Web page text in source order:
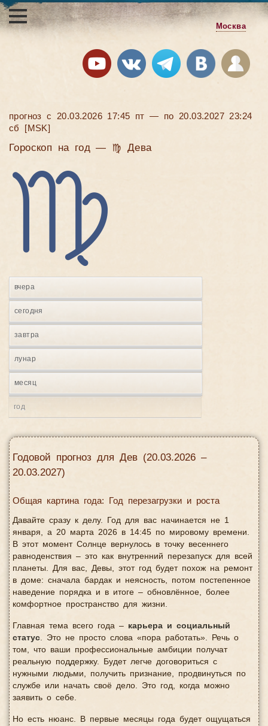
Москва
прогноз с 20.03.2026 17:45 пт — по 20.03.2027 23:24
сб [MSK]
Гороскоп на год — ♍ Дева
вчера
сегодня
завтра
лунар
месяц
год
Годовой прогноз для Дев (20.03.2026 –
20.03.2027)
Общая картина года: Год перезагрузки и роста
Давайте сразу к делу. Год для вас начинается не 1
января, а 20 марта 2026 в 14:45 по мировому времени.
В этот момент Солнце вернулось в точку весеннего
равноденствия – это как внутренний перезапуск для всей
планеты. Для вас, Девы, этот год будет похож на ремонт
в доме: сначала бардак и неясность, потом постепенное
наведение порядка и в итоге – обновлённое, более
комфортное пространство для жизни.
Главная тема всего года – карьера и социальный
статус. Это не просто слова «пора работать». Речь о
том, что ваши профессиональные амбиции получат
реальную поддержку. Будет легче договориться с
нужными людьми, получить признание, продвинуться по
службе или начать своё дело. Это год, когда можно
заявить о себе.
Но есть нюанс. В первые месяцы года будет ощущаться